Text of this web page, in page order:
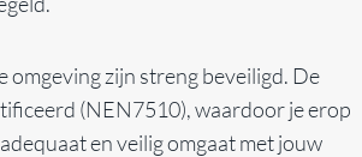
omgeving zijn streng beveiligd. De
(NEN7510), waardoor je erop
en veilig omgaat met jouw